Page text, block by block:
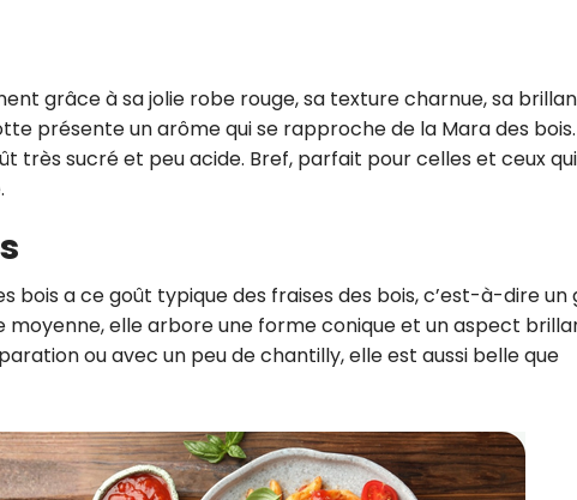
grâce à sa jolie robe rouge, sa texture charnue, sa
présente un arôme qui se rapproche de la Mara des bois.
très sucré et peu acide. Bref, parfait pour celles et ceux
bois a ce goût typique des fraises des bois, c’est-à-dire un
moyenne, elle arbore une forme conique et un aspect
ou avec un peu de chantilly, elle est aussi belle que